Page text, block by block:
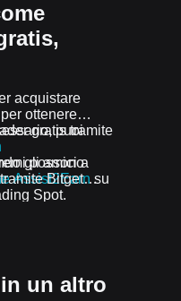
acquistare
ottenere
puoi
gratis tramite
gli amici a
Assist2Earnsu
possono
Bitget
Spot.
un altro